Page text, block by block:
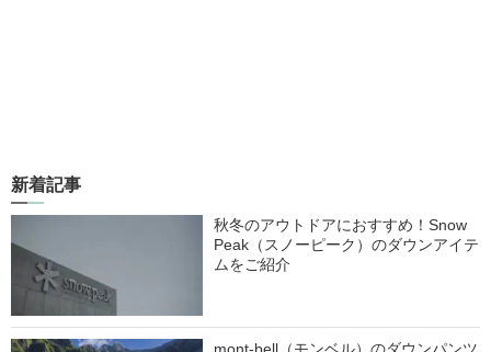
新着記事
秋冬のアウトドアにおすすめ！Snow
Peak（スノーピーク）のダウンアイテ
ムをご紹介